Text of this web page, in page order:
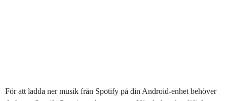
För att ladda ner musik från Spotify på din Android-enhet behöver